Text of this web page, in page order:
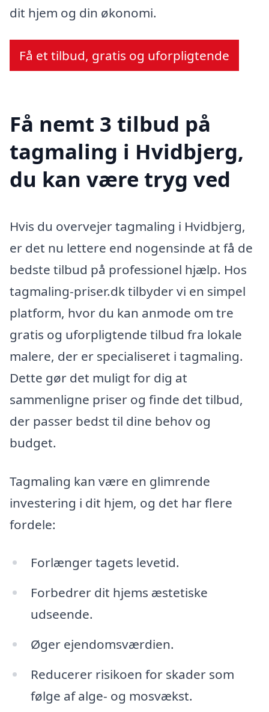
dit hjem og din økonomi.
Få et tilbud, gratis og uforpligtende
Få nemt 3 tilbud på
tagmaling i Hvidbjerg,
du kan være tryg ved
Hvis du overvejer tagmaling i Hvidbjerg,
er det nu lettere end nogensinde at få de
bedste tilbud på professionel hjælp. Hos
tagmaling-priser.dk tilbyder vi en simpel
platform, hvor du kan anmode om tre
gratis og uforpligtende tilbud fra lokale
malere, der er specialiseret i tagmaling.
Dette gør det muligt for dig at
sammenligne priser og finde det tilbud,
der passer bedst til dine behov og
budget.
Tagmaling kan være en glimrende
investering i dit hjem, og det har flere
fordele:
Forlænger tagets levetid.
Forbedrer dit hjems æstetiske
udseende.
Øger ejendomsværdien.
Reducerer risikoen for skader som
følge af alge- og mosvækst.